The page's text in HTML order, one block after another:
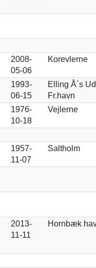
2008-
05-06
Korevlerne
1993-
06-15
Elling Å´s
Fr.havn
1976-
10-18
Vejlerne
1957-
11-07
Saltholm
2013-
11-11
Hornbæk